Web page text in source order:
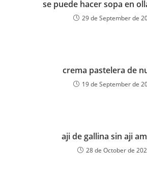
se puede hacer sopa en
29 de September de
crema pastelera de
19 de September de
aji de gallina sin aji
28 de October de